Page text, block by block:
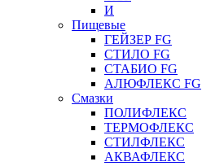
И
Пищевые
ГЕЙЗЕР FG
СТИЛО FG
СТАБИО FG
АЛЮФЛЕКС FG
Смазки
ПОЛИФЛЕКС
ТЕРМОФЛЕКС
СТИЛФЛЕКС
АКВАФЛЕКС